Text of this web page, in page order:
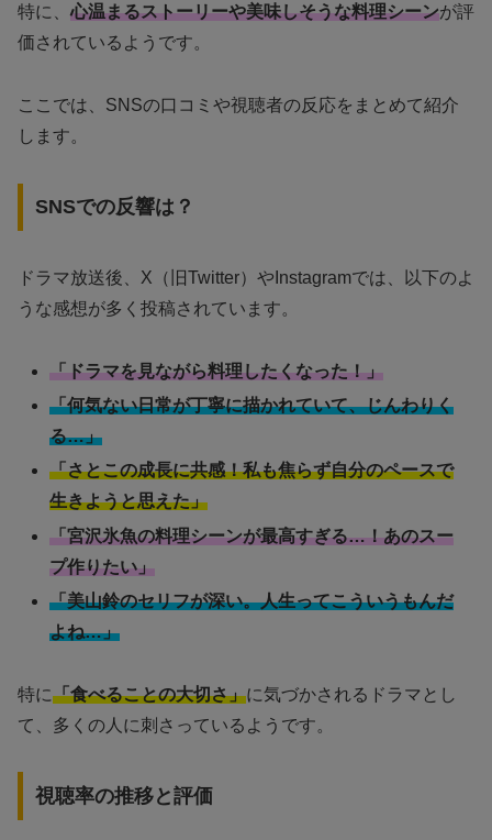
特に、 心温まるストーリーや美味しそうな料理シーンが評
価されているようです。
ここでは、SNSの口コミや視聴者の反応をまとめて紹介
します。
SNSでの反響は？
ドラマ放送後、X（旧Twitter）やInstagramでは、以下のよ
うな感想が多く投稿されています。
「ドラマを見ながら料理したくなった！」
「何気ない日常が丁寧に描かれていて、じんわりく
る…」
「さとこの成長に共感！私も焦らず自分のペースで
生きようと思えた」
「宮沢氷魚の料理シーンが最高すぎる…！あのスー
プ作りたい」
「美山鈴のセリフが深い。人生ってこういうもんだ
よね…」
特に「食べることの大切さ」に気づかされるドラマとし
て、多くの人に刺さっているようです。
視聴率の推移と評価